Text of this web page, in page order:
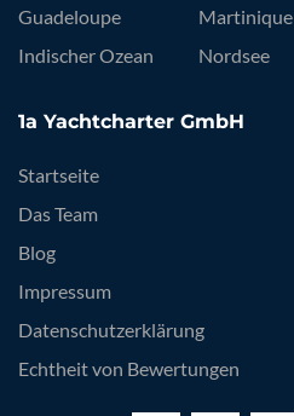
Guadeloupe
Indischer Ozean
Martinique
Nordsee
1a Yachtcharter GmbH
Startseite
Das Team
Blog
Impressum
Datenschutzerklärung
Echtheit von Bewertungen